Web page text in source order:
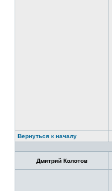
Вернуться к началу
Дмитрий Колотов